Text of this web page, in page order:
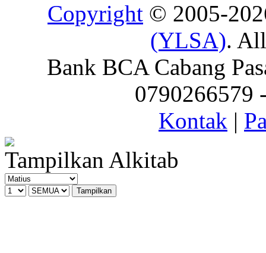
Copyright © 2005-
(YLSA).
Bank BCA Cabang
0790266579
Kontak |
Tampilkan Alkitab